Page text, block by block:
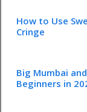
How to Use
Cringe
Big Mumbai
Beginners in